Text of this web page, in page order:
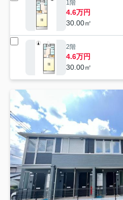
1階
4.6万円
30.00㎡
2階
4.6万円
30.00㎡